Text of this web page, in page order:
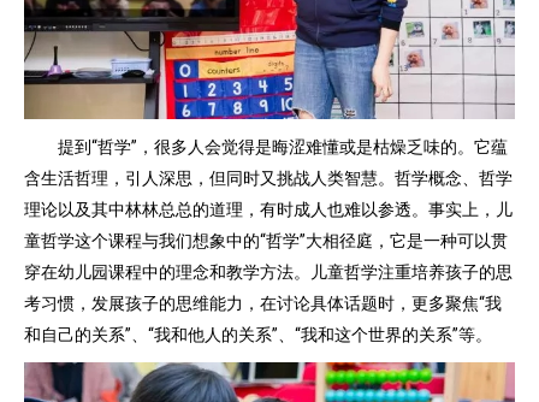
提到“哲学”，很多人会觉得是晦涩难懂或是枯燥乏味的。它蕴
含生活哲理，引人深思，但同时又挑战人类智慧。哲学概念、哲学
理论以及其中林林总总的道理，有时成人也难以参透。事实上，儿
童哲学这个课程与我们想象中的“哲学”大相径庭，它是一种可以贯
穿在幼儿园课程中的理念和教学方法。儿童哲学注重培养孩子的思
考习惯，发展孩子的思维能力，在讨论具体话题时，更多聚焦“我
和自己的关系”、“我和他人的关系”、“我和这个世界的关系”等。